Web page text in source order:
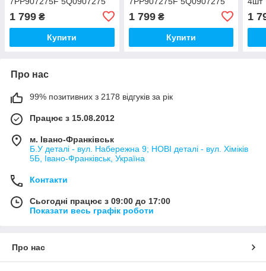
1 799 ₴
Купити
1 799₴
Купити
1
Про нас
99% позитивних з 2178 відгуків за рік
Працює з 15.08.2012
м. Івано-Франківськ
Б.У деталі - вул. Набережна 9; НОВІ деталі - вул. Хіміків
5Б, Івано-Франківськ, Україна
Контакти
Сьогодні працює з 09:00 до 17:00
Показати весь графік роботи
Про нас